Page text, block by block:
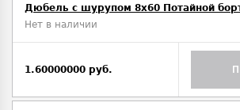
Дюбель с шурупом 8х60 Потайной
Нет в наличии
1.60000000 руб.